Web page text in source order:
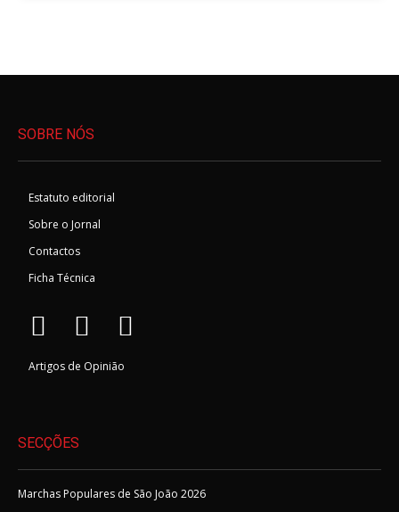
SOBRE NÓS
Estatuto editorial
Sobre o Jornal
Contactos
Ficha Técnica
Artigos de Opinião
SECÇÕES
Marchas Populares de São João 2026